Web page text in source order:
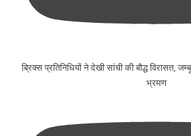
ब्रिक्स प्रतिनिधियों ने देखी सांची की बौद्ध विरासत,
भ्रमण